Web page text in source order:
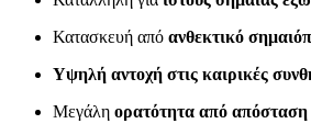
Κατασκευή από ανθεκτικό
Υψηλή αντοχή στις καιρικές
Μεγάλη ορατότητα από απόσταση